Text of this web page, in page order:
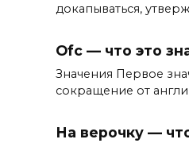
докапываться,
Ofc — что это
Значения Первое
сокращение от
На верочку —